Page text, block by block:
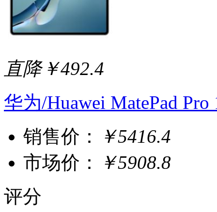
直降￥492.4
华为/Huawei MatePad
销售价：
￥5416.4
市场价：
￥5908.8
评分